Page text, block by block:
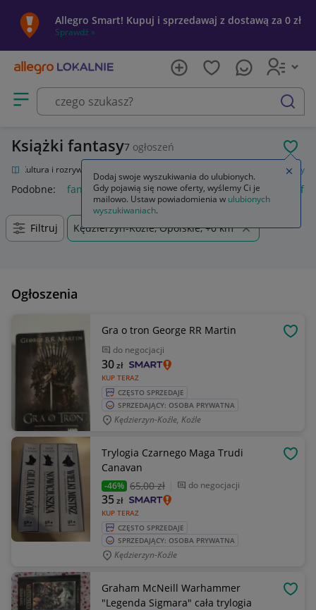
Allegro Smart! Kupuj i sprzedawaj z dostawą za 0 zł
Sprawdź »
Otwórz menu z kategoriami
szukaj
Książki fantasy7 ogłoszeń
Kultura i rozrywka Fantasy
Podobne: fantasy final fantasy final fantasy vii rebirth
Filtruj Kędzierzyn-Koźle, Opolskie, +0 km
Ogłoszenia
Gra o tron George RR Martin
do negocjacji
KUP TERAZ
30zł
CZĘSTO SPRZEDAJE
SPRZEDAJĄCY: OSOBA PRYWATNA
Kędzierzyn-Koźle, Koźle
Trylogia Czarnego Maga Trudi
Canavan
-46% 65,00 zł do negocjacji
KUP TERAZ
35zł
CZĘSTO SPRZEDAJE
SPRZEDAJĄCY: OSOBA PRYWATNA
Kędzierzyn-Koźle
Graham McNeill Warhammer
"Legenda Sigmara" cała trylogia
Dodaj swoje wyszukiwania do ulubionych.
Gdy pojawią się nowe oferty, wyślemy Ci je
mailowo. Ustaw powiadomienia w ulubionych
wyszukiwaniach.